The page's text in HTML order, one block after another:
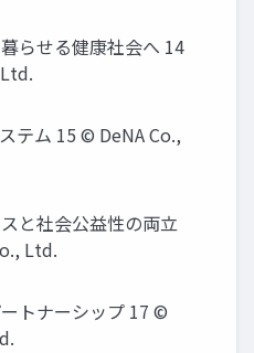
らせる健康社会へ 14
テム 15 © DeNA Co.,
と社会公益性の両⽴
Ltd.
トナーシップ 17 ©